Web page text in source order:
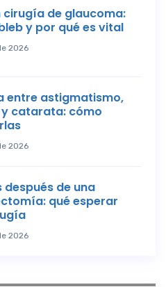
cirugía de glaucoma:
y por qué es vital
2026
entre astigmatismo,
catarata: cómo
2026
después de una
qué esperar
2026